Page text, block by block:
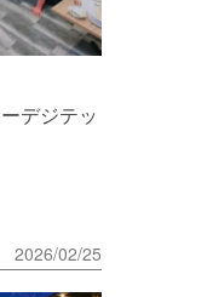
デジテッ
2026/02/25